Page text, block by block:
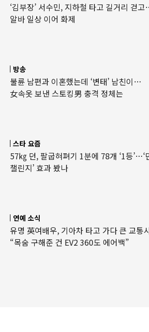
‘김부장’ 서수민, 지하철 타고 길거리 걷
알바 일상 이어 화제
방송
불륜 남편과 이혼했는데 ‘변태’ 남친이…
女속옷 보낸 스토킹男 충격 정체는
스타 요즘
57㎏ 던, 팔굽혀펴기 1분에 78개 ‘1등’…‘
챌린지’ 효과 봤나
연예 소식
유명 英여배우, 기아차 타고 가다 큰 교통
“목숨 구해준 건 EV2 360도 에어백”